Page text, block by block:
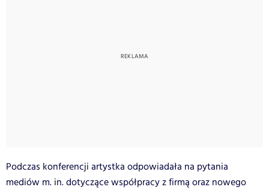
Podczas konferencji artystka odpowiadała na pytania
mediów m. in. dotyczące współpracy z firmą oraz nowego